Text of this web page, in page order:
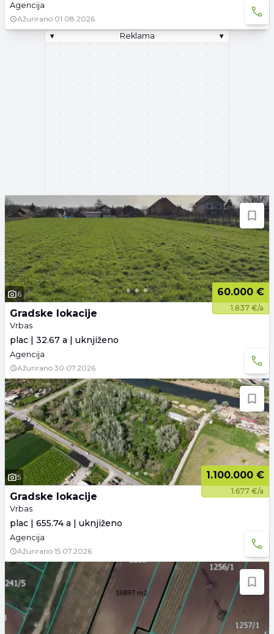
Agencija
Ažurirano 01.08.2026.
▾
Reklama ▾
6 60.000 €
1.837 €/a
Gradske lokacije
Vrbas
plac | 32.67 a | uknjiženo
Agencija
Ažurirano 30.07.2026.
5 1.100.000 €
1.677 €/a
Gradske lokacije
Vrbas
plac | 655.74 a | uknjiženo
Agencija
Ažurirano 15.07.2026.